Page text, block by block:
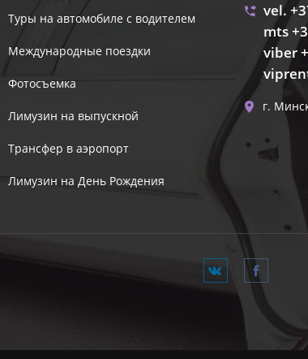
Туры на автомобиле с водителем
Международные поездки
Фотосъемка
Лимузин на выпускной
Трансфер в аэропорт
Лимузин на День Рождения
vel.
mts
viber
г.